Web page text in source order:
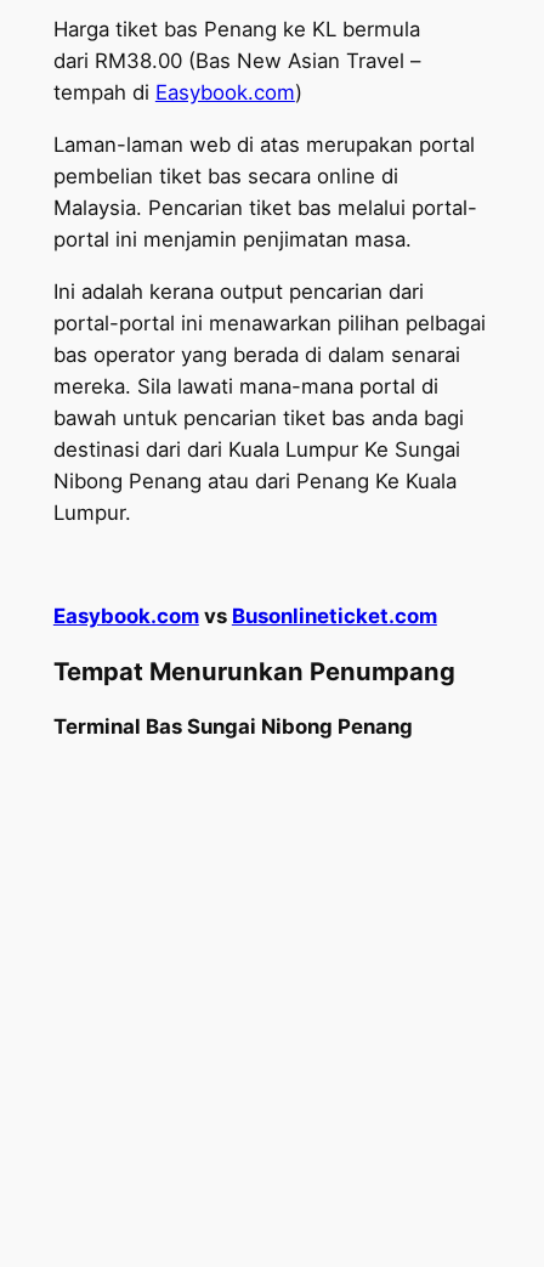
Harga tiket bas Penang ke KL bermula
dari RM38.00 (Bas New Asian Travel –
tempah di Easybook.com)
Laman-laman web di atas merupakan portal
pembelian tiket bas secara online di
Malaysia. Pencarian tiket bas melalui portal-
portal ini menjamin penjimatan masa.
Ini adalah kerana output pencarian dari
portal-portal ini menawarkan pilihan pelbagai
bas operator yang berada di dalam senarai
mereka. Sila lawati mana-mana portal di
bawah untuk pencarian tiket bas anda bagi
destinasi dari dari Kuala Lumpur Ke Sungai
Nibong Penang atau dari Penang Ke Kuala
Lumpur.
Easybook.comvs Busonlineticket.com
Tempat Menurunkan Penumpang
Terminal Bas Sungai Nibong Penang